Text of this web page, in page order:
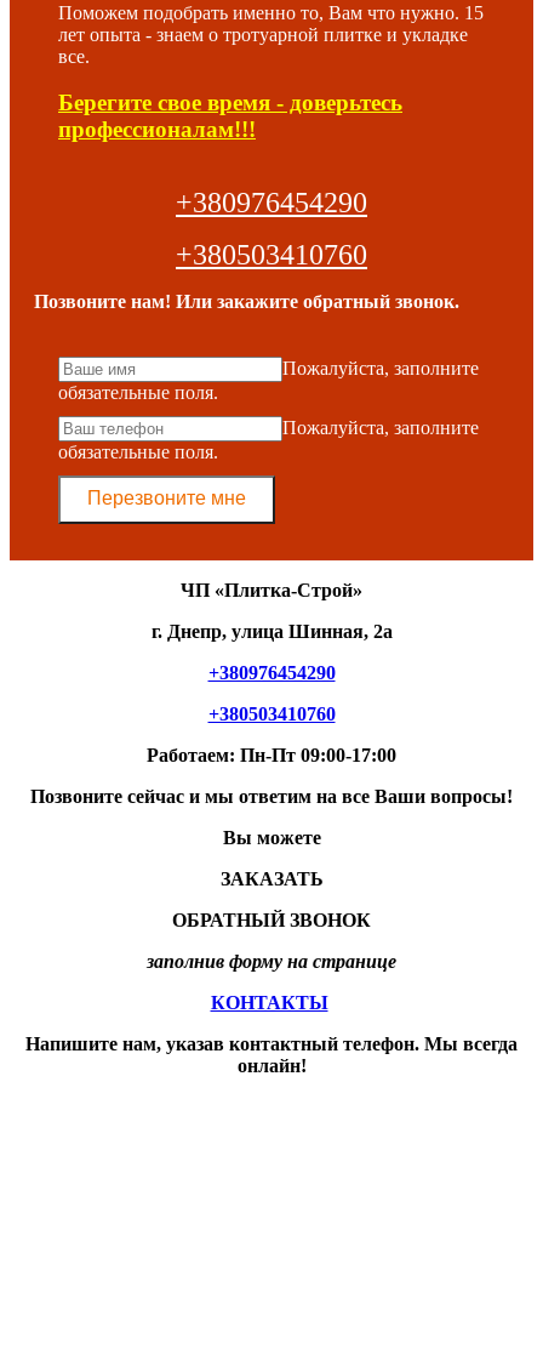
Поможем подобрать именно то, Вам что нужно. 15
лет опыта - знаем о тротуарной плитке и укладке
все.
Берегите свое время - доверьтесь
профессионалам!!!
+380976454290
+380503410760
Позвоните нам! Или закажите обратный звонок.
Пожалуйста, заполните
обязательные поля.
Пожалуйста, заполните
обязательные поля.
Перезвоните мне
ЧП «Плитка-Строй»
г. Днепр, улица Шинная, 2а
+380976454290
+380503410760
Работаем: Пн-Пт 09:00-17:00
Позвоните сейчас и мы ответим на все Ваши вопросы!
Вы можете
ЗАКАЗАТЬ
ОБРАТНЫЙ ЗВОНОК
заполнив форму на странице
КОНТАКТЫ
Напишите нам, указав контактный телефон. Мы всегда
онлайн!